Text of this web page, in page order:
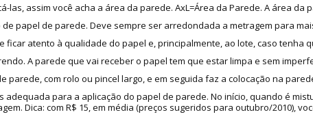
las, assim você acha a área da parede. AxL=Área da Parede. A área
papel de parede. Deve sempre ser arredondada a metragem para
atento à qualidade do papel e, principalmente, ao lote, caso tenha
A parede que vai receber o papel tem que estar limpa e sem
com rolo ou pincel largo, e em seguida faz a colocação na
adequada para a aplicação do papel de parede. No início, quando é
Dica: com R$ 15, em média (preços sugeridos para outubro/2010),